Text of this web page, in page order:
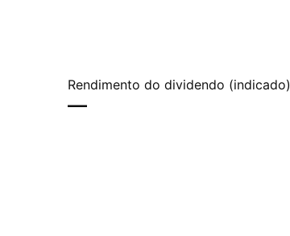
Rendimento do dividendo (indicado)
—